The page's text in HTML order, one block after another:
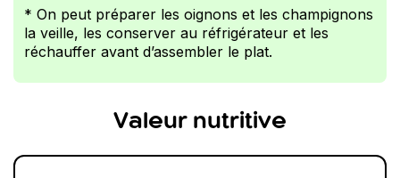
* On peut préparer les oignons et les champignons
la veille, les conserver au réfrigérateur et les
réchauffer avant d’assembler le plat.
Valeur nutritive